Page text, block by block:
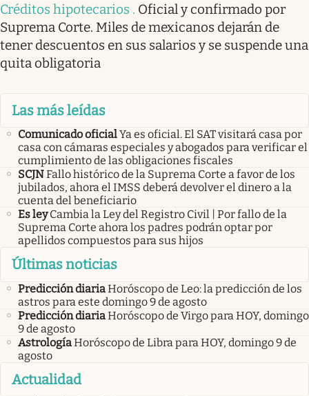
Créditos hipotecarios . Oficial y confirmado por
Suprema Corte. Miles de mexicanos dejarán de
tener descuentos en sus salarios y se suspende una
quita obligatoria
Las más leídas
Comunicado oficialYa es oficial. El SAT visitará casa por
casa con cámaras especiales y abogados para verificar el
cumplimiento de las obligaciones fiscales
SCJNFallo histórico de la Suprema Corte a favor de los
jubilados, ahora el IMSS deberá devolver el dinero a la
cuenta del beneficiario
Es ley Cambia la Ley del Registro Civil | Por fallo de la
Suprema Corte ahora los padres podrán optar por
apellidos compuestos para sus hijos
Últimas noticias
Predicción diariaHoróscopo de Leo: la predicción de los
astros para este domingo 9 de agosto
Predicción diariaHoróscopo de Virgo para HOY, domingo
9 de agosto
AstrologíaHoróscopo de Libra para HOY, domingo 9 de
agosto
Actualidad